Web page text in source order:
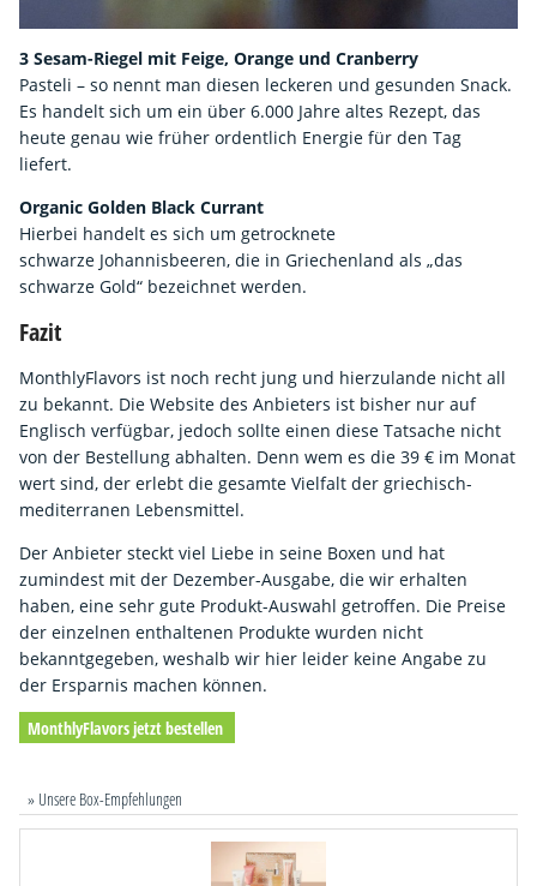
3 Sesam-Riegel mit Feige, Orange und Cranberry
Pasteli – so nennt man diesen leckeren und gesunden Snack.
Es handelt sich um ein über 6.000 Jahre altes Rezept, das
heute genau wie früher ordentlich Energie für den Tag
liefert.
Organic Golden Black Currant
Hierbei handelt es sich um getrocknete
schwarze Johannisbeeren, die in Griechenland als „das
schwarze Gold“ bezeichnet werden.
Fazit
MonthlyFlavors ist noch recht jung und hierzulande nicht all
zu bekannt. Die Website des Anbieters ist bisher nur auf
Englisch verfügbar, jedoch sollte einen diese Tatsache nicht
von der Bestellung abhalten. Denn wem es die 39 € im Monat
wert sind, der erlebt die gesamte Vielfalt der griechisch-
mediterranen Lebensmittel.
Der Anbieter steckt viel Liebe in seine Boxen und hat
zumindest mit der Dezember-Ausgabe, die wir erhalten
haben, eine sehr gute Produkt-Auswahl getroffen. Die Preise
der einzelnen enthaltenen Produkte wurden nicht
bekanntgegeben, weshalb wir hier leider keine Angabe zu
der Ersparnis machen können.
MonthlyFlavors jetzt bestellen
» Unsere Box-Empfehlungen